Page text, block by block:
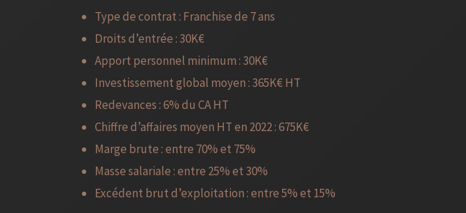
Type de contrat : Franchise de 7 ans
Droits d’entrée : 30K€
Apport personnel minimum : 30K€
Investissement global moyen : 365K€ HT
Redevances : 6% du CA HT
Chiffre d’affaires moyen HT en 2022 : 675K€
Marge brute : entre 70% et 75%
Masse salariale : entre 25% et 30%
Excédent brut d’exploitation : entre 5% et 15%